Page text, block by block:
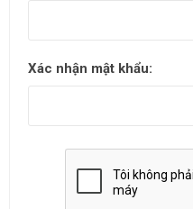
Xác nhận mật khẩu: